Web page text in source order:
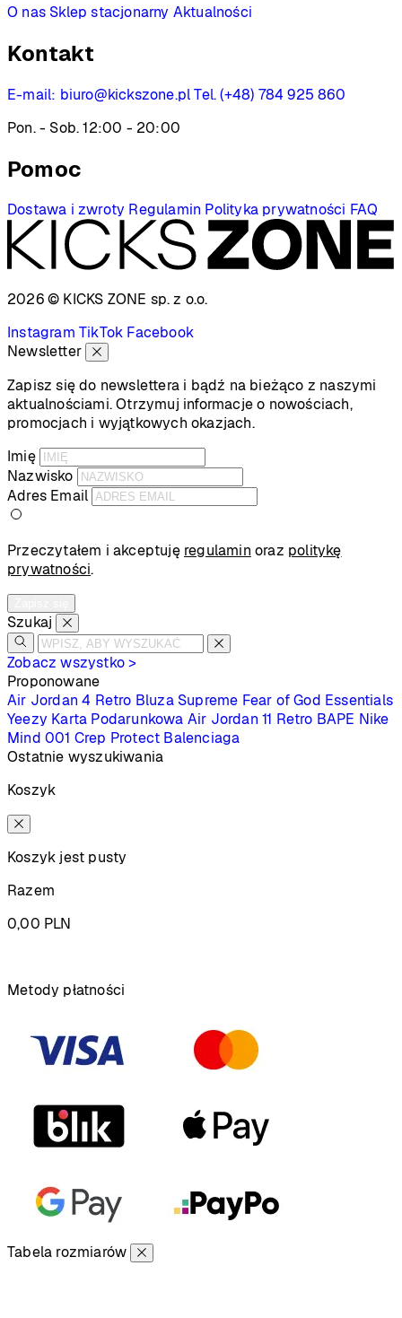
O nas Sklep stacjonarny Aktualności
Kontakt
E-mail: biuro@kickszone.pl Tel. (+48) 784 925 860
Pon. - Sob. 12:00 - 20:00
Pomoc
Dostawa i zwroty Regulamin Polityka prywatności FAQ
2026 © KICKS ZONE sp. z o.o.
Instagram TikTok Facebook
Newsletter
Zapisz się do newslettera i bądź na bieżąco z naszymi
aktualnościami. Otrzymuj informacje o nowościach,
promocjach i wyjątkowych okazjach.
Imię
Nazwisko
Adres Email
Przeczytałem i akceptuję regulamin oraz politykę
prywatności.
Szukaj
Zobacz wszystko >
Proponowane
Air Jordan 4 Retro Bluza Supreme Fear of God Essentials
Yeezy Karta Podarunkowa Air Jordan 11 Retro BAPE Nike
Mind 001 Crep Protect Balenciaga
Ostatnie wyszukiwania
Koszyk
Koszyk jest pusty
Razem
0,00 PLN
Metody płatności
Tabela rozmiarów